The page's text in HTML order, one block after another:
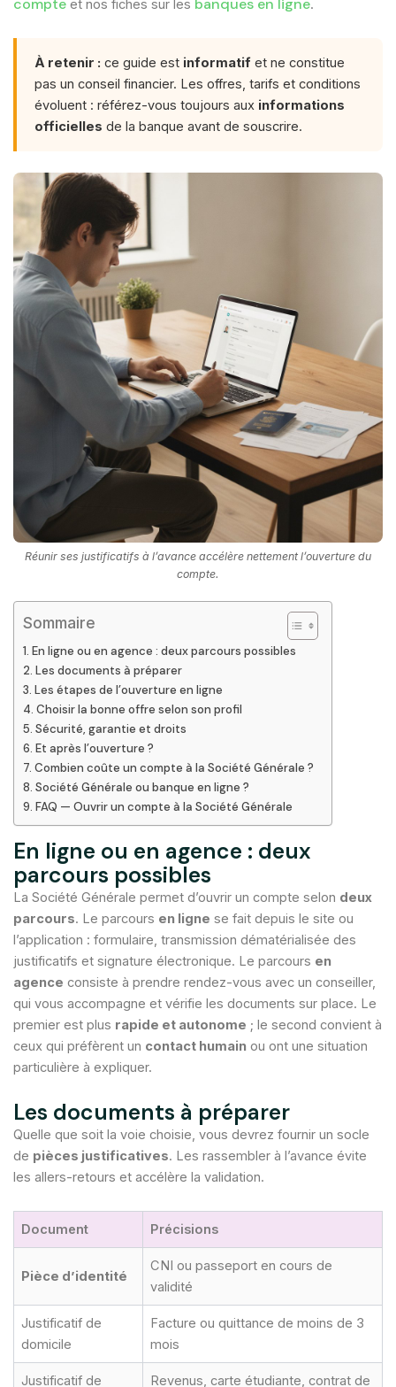
compte et nos fiches sur les banques en ligne.
À retenir : ce guide est informatif et ne constitue
pas un conseil financier. Les offres, tarifs et conditions
évoluent : référez-vous toujours aux informations
officielles de la banque avant de souscrire.
Réunir ses justificatifs à l’avance accélère nettement l’ouverture du
compte.
Sommaire
En ligne ou en agence : deux parcours possibles
Les documents à préparer
Les étapes de l’ouverture en ligne
Choisir la bonne offre selon son profil
Sécurité, garantie et droits
Et après l’ouverture ?
Combien coûte un compte à la Société Générale ?
Société Générale ou banque en ligne ?
FAQ — Ouvrir un compte à la Société Générale
En ligne ou en agence : deux
parcours possibles
La Société Générale permet d’ouvrir un compte selon deux
parcours. Le parcours en ligne se fait depuis le site ou
l’application : formulaire, transmission dématérialisée des
justificatifs et signature électronique. Le parcours en
agence consiste à prendre rendez-vous avec un conseiller,
qui vous accompagne et vérifie les documents sur place. Le
premier est plus rapide et autonome ; le second convient à
ceux qui préfèrent un contact humain ou ont une situation
particulière à expliquer.
Les documents à préparer
Quelle que soit la voie choisie, vous devrez fournir un socle
de pièces justificatives. Les rassembler à l’avance évite
les allers-retours et accélère la validation.
Document Précisions
Pièce d’identité
CNI ou passeport en cours de
validité
Justificatif de
domicile
Facture ou quittance de moins de 3
mois
Justificatif de Revenus, carte étudiante, contrat de